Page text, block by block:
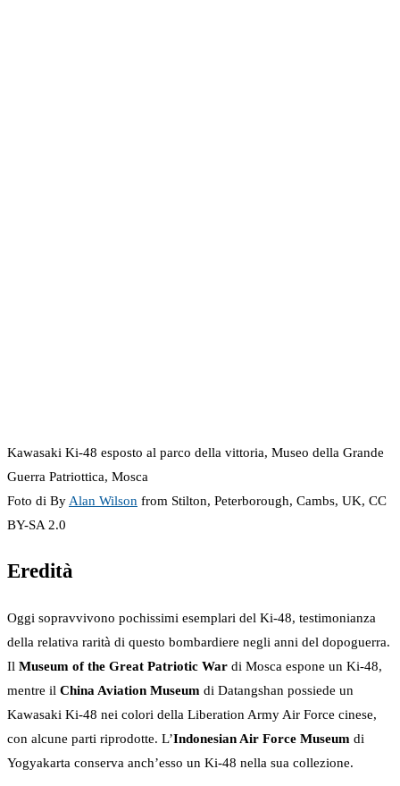
Kawasaki Ki-48 esposto al parco della vittoria, Museo della Grande
Guerra Patriottica, Mosca
Foto di By Alan Wilson from Stilton, Peterborough, Cambs, UK, CC
BY-SA 2.0
Eredità
Oggi sopravvivono pochissimi esemplari del Ki-48, testimonianza
della relativa rarità di questo bombardiere negli anni del dopoguerra.
Il Museum of the Great Patriotic War di Mosca espone un Ki-48,
mentre il China Aviation Museum di Datangshan possiede un
Kawasaki Ki-48 nei colori della Liberation Army Air Force cinese,
con alcune parti riprodotte. L’Indonesian Air Force Museum di
Yogyakarta conserva anch’esso un Ki-48 nella sua collezione.